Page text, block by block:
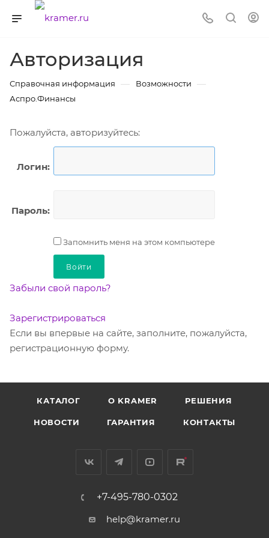
Авторизация
Справочная информация — Возможности —
Аспро.Финансы
Пожалуйста, авторизуйтесь:
Логин:
Пароль:
Запомнить меня на этом компьютере
Забыли свой пароль?
Зарегистрироваться
Если вы впервые на сайте, заполните, пожалуйста,
регистрационную форму.
КАТАЛОГ O KRAMER РЕШЕНИЯ
НОВОСТИ ГАРАНТИЯ КОНТАКТЫ
+7-495-780-0302
help@kramer.ru